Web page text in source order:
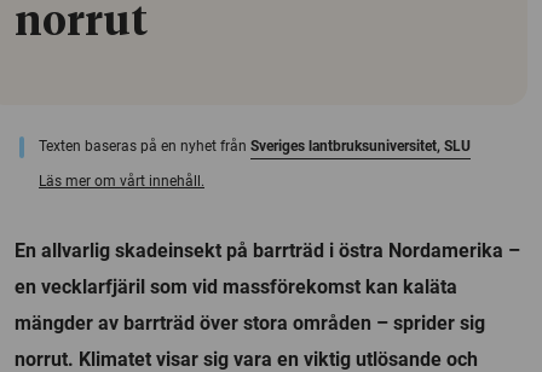
norrut
Texten baseras på en nyhet från Sveriges lantbruksuniversitet, SLU
Läs mer om vårt innehåll.
En allvarlig skadeinsekt på barrträd i östra Nordamerika –
en vecklarfjäril som vid massförekomst kan kaläta
mängder av barrträd över stora områden – sprider sig
norrut. Klimatet visar sig vara en viktig utlösande och